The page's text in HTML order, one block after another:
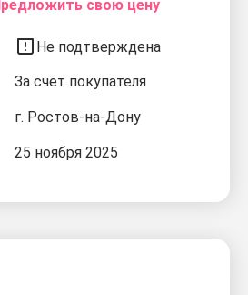
свою цену
Не подтверждена
За счет покупателя
г. Ростов-на-Дону
25 ноября 2025